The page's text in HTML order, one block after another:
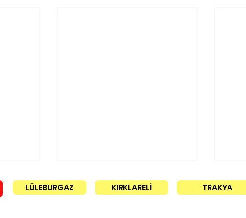
LÜLEBURGAZ KIRKLARELİ TRAKYA